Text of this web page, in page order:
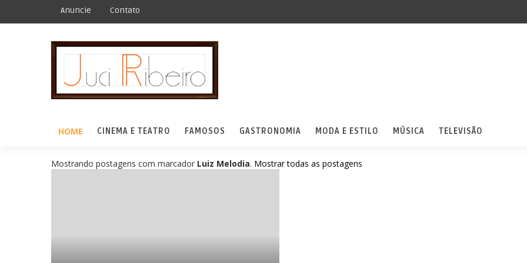
Anuncie Contato
HOME CINEMA E TEATRO FAMOSOS GASTRONOMIA MODA E ESTILO MÚSICA TELEVISÃO
Mostrando postagens com marcador Luiz Melodia. Mostrar todas as postagens